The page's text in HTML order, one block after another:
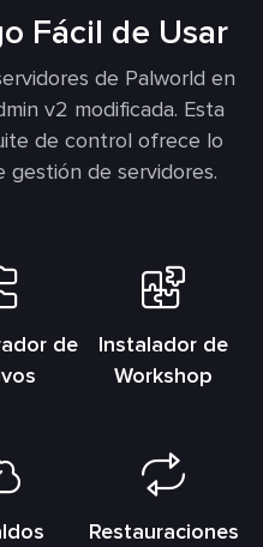
Fácil de Usar
de Palworld en
v2 modificada. Esta
de control ofrece lo
gestión de servidores.
de
Instalador de
Workshop
Restauraciones